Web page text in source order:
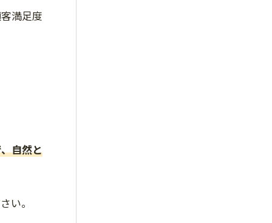
満足度
自然と
い。